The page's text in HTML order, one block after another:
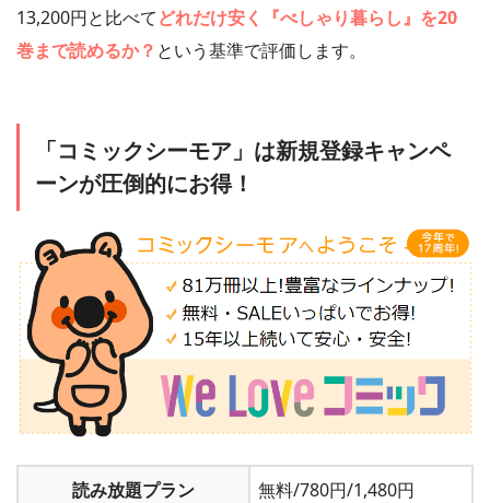
13,200円と比べてどれだけ安く『べしゃり暮らし』を20
巻まで読めるか？ という基準で評価します。
「コミックシーモア」は新規登録キャンペ
ーンが圧倒的にお得！
読み放題プラン 無料/780円/1,480円